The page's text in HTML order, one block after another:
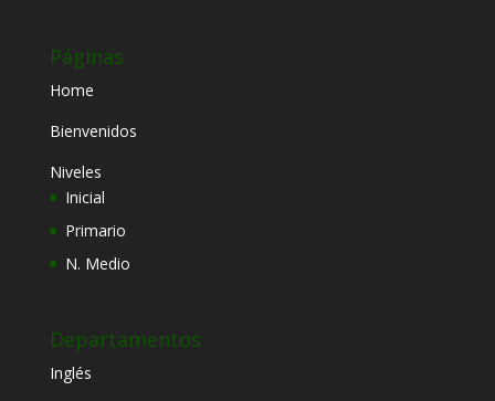
Páginas
Home
Bienvenidos
Niveles
Inicial
Primario
N. Medio
Departamentos
Inglés